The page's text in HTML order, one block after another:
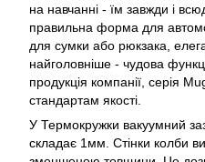
на навчанні - їм завжди і
правильна форма для
для сумки або рюкзака,
найголовніше - чудова
продукція компанії, серія
стандартам якості.
У Термокружки вакуумний
складає 1мм. Стінки колби